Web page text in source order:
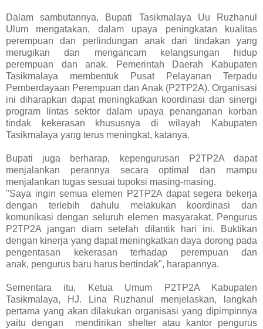
Dalam sambutannya, Bupati Tasikmalaya Uu Ruzhanul
Ulum mengatakan, dalam upaya peningkatan kualitas
perempuan dan perlindungan anak dari tindakan yang
merugikan dan mengancam kelangsungan hidup
perempuan dan anak. Pemerintah Daerah Kabupaten
Tasikmalaya membentuk Pusat Pelayanan Terpadu
Pemberdayaan Perempuan dan Anak (P2TP2A). Organisasi
ini diharapkan dapat meningkatkan koordinasi dan sinergi
program lintas sektor dalam upaya penanganan korban
tindak kekerasan khususnya di wilayah Kabupaten
Tasikmalaya yang terus meningkat, katanya.
Bupati juga berharap, kepengurusan P2TP2A dapat
menjalankan perannya secara optimal dan mampu
menjalankan tugas sesuai tupoksi masing-masing.
"Saya ingin semua elemen P2TP2A dapat segera bekerja
dengan terlebih dahulu melakukan koordinasi dan
komunikasi dengan seluruh elemen masyarakat. Pengurus
P2TP2A jangan diam setelah dilantik hari ini. Buktikan
dengan kinerja yang dapat meningkatkan daya dorong pada
pengentasan kekerasan terhadap perempuan dan
anak, pengurus baru harus bertindak", harapannya.
Sementara itu, Ketua Umum P2TP2A Kabupaten
Tasikmalaya, HJ. Lina Ruzhanul menjelaskan, langkah
pertama yang akan dilakukan organisasi yang dipimpinnya
yaitu dengan mendirikan shelter atau kantor pengurus